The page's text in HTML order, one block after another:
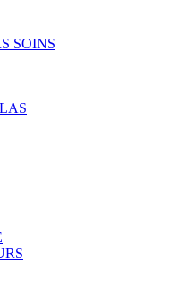
SOINS